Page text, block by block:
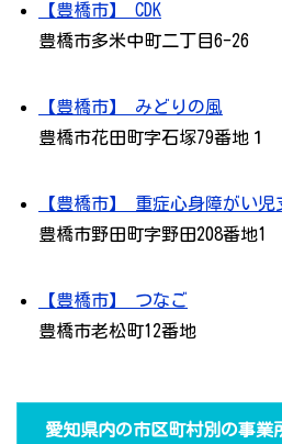
【豊橋市】 CDK
豊橋市多米中町二丁目6-26
【豊橋市】 みどりの風
豊橋市花田町字石塚79番地１
【豊橋市】 重症心身障がい
豊橋市野田町字野田208番地1
【豊橋市】 つなご
豊橋市老松町12番地
愛知県内の市区町村別の事業